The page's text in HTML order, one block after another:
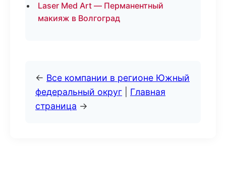
Laser Med Art — Перманентный
макияж в Волгоград
← Все компании в регионе Южный
федеральный округ
Главная
страница →